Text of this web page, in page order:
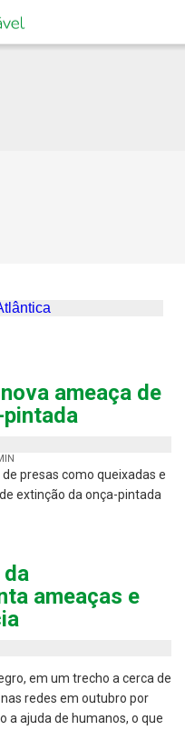
ameaça de
presas como queixadas e
extinção da onça-pintada
da
ameaças e
em um trecho a cerca de
redes em outubro por
a ajuda de humanos, o que